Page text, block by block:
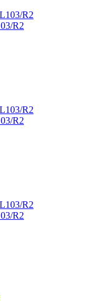
R2
R2
R2